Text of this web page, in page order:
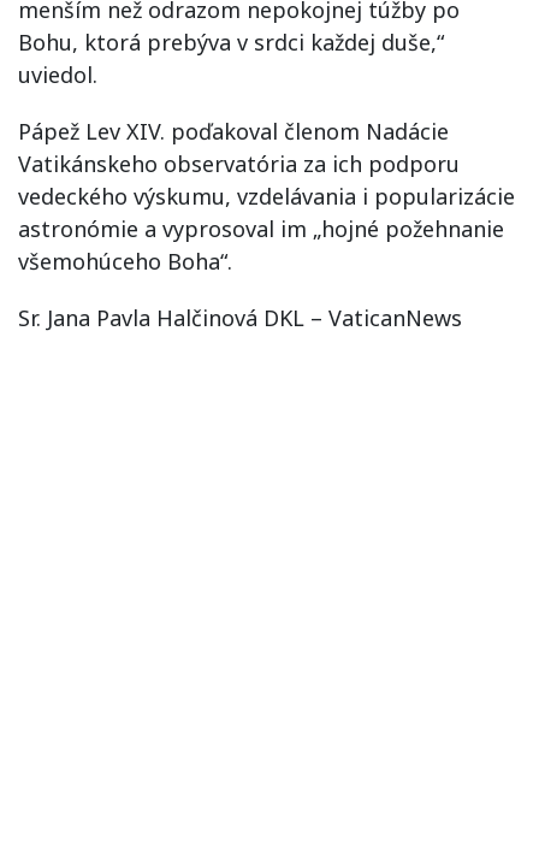
menším než odrazom nepokojnej túžby po
Bohu, ktorá prebýva v srdci každej duše,“
uviedol.
Pápež Lev XIV. poďakoval členom Nadácie
Vatikánskeho observatória za ich podporu
vedeckého výskumu, vzdelávania i popularizácie
astronómie a vyprosoval im „hojné požehnanie
všemohúceho Boha“.
Sr. Jana Pavla Halčinová DKL – VaticanNews